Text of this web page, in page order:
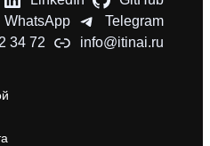
WhatsApp
Telegram
34 72
info@itinai.ru